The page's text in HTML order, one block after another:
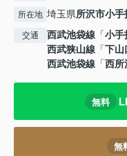
所在地 埼玉県所沢市小手
交通 西武池袋線 「小手
西武狭山線 「下山
西武池袋線 「西所
無料
無